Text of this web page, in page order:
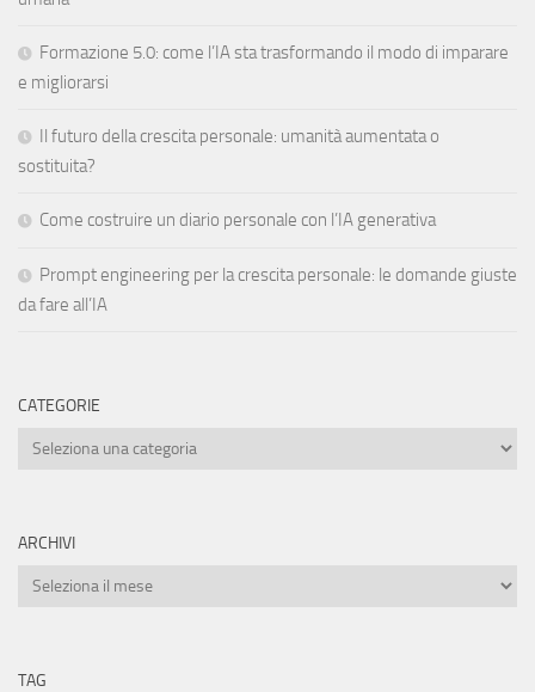
Formazione 5.0: come l’IA sta trasformando il modo di imparare
e migliorarsi
Il futuro della crescita personale: umanità aumentata o
sostituita?
Come costruire un diario personale con l’IA generativa
Prompt engineering per la crescita personale: le domande giuste
da fare all’IA
CATEGORIE
Categorie
ARCHIVI
Archivi
TAG